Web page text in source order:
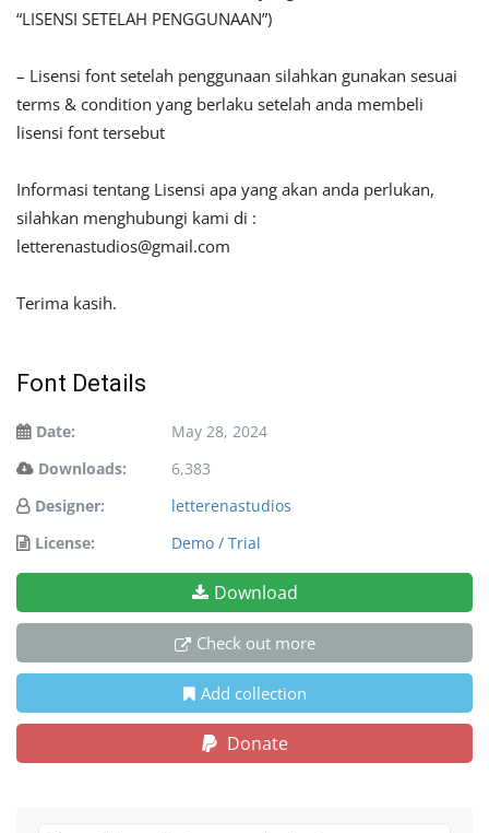
“LISENSI SETELAH PENGGUNAAN”)
– Lisensi font setelah penggunaan silahkan gunakan sesuai
terms & condition yang berlaku setelah anda membeli
lisensi font tersebut
Informasi tentang Lisensi apa yang akan anda perlukan,
silahkan menghubungi kami di :
letterenastudios@gmail.com
Terima kasih.
Font Details
Date:
May 28, 2024
Downloads:
6,383
Designer:
letterenastudios
License:
Demo / Trial
Download
Check out more
Add collection
Donate